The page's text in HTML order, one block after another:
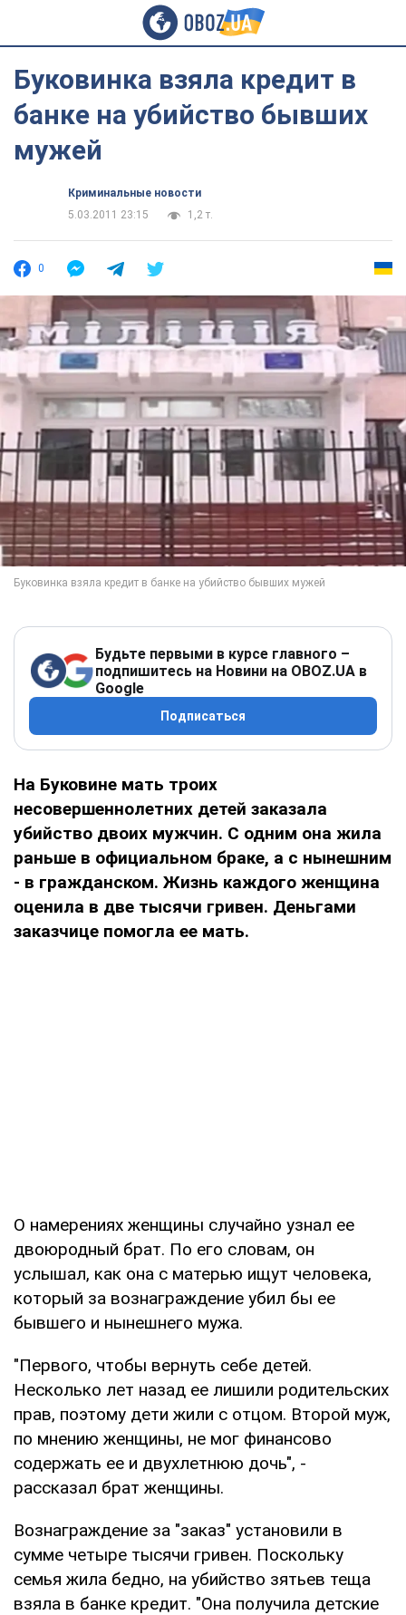
Буковинка взяла кредит в
банке на убийство бывших
мужей
Криминальные новости
5.03.2011 23:15
1,2 т.
0
Будьте первыми в курсе главного –
подпишитесь на Новини на OBOZ.UA в
Google
Подписаться
На Буковине мать троих
несовершеннолетних детей заказала
убийство двоих мужчин. С одним она жила
раньше в официальном браке, а с нынешним
- в гражданском. Жизнь каждого женщина
оценила в две тысячи гривен. Деньгами
заказчице помогла ее мать.
О намерениях женщины случайно узнал ее
двоюродный брат. По его словам, он
услышал, как она с матерью ищут человека,
который за вознаграждение убил бы ее
бывшего и нынешнего мужа.
"Первого, чтобы вернуть себе детей.
Несколько лет назад ее лишили родительских
прав, поэтому дети жили с отцом. Второй муж,
по мнению женщины, не мог финансово
содержать ее и двухлетнюю дочь", -
рассказал брат женщины.
Вознаграждение за "заказ" установили в
сумме четыре тысячи гривен. Поскольку
семья жила бедно, на убийство зятьев теща
взяла в банке кредит. "Она получила детские